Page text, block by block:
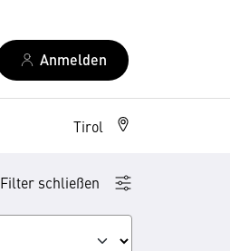
Anmelden
Tirol
Filter schließen